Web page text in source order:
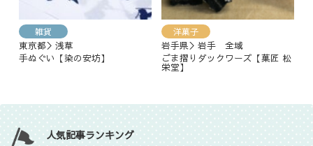
雑貨
東京都＞浅草
手ぬぐい【染の安坊】
洋菓子
岩手県＞岩手 全域
ごま摺りダックワーズ【菓匠 松
栄堂】
人気記事ランキング